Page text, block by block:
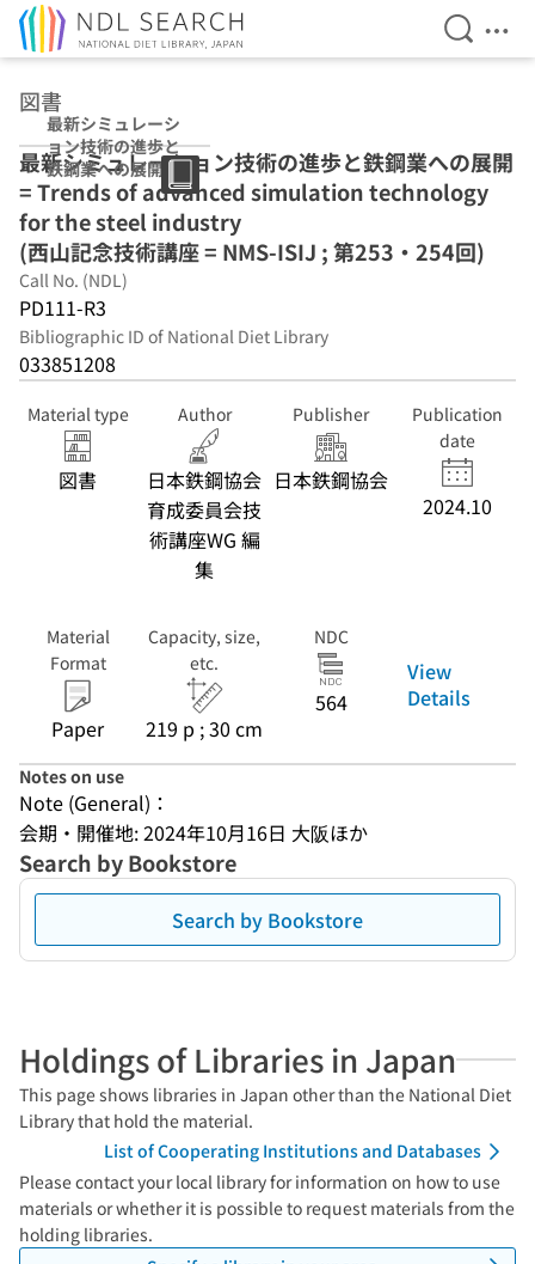
Open
図書
最新シミュレーシ
ョン技術の進歩と
鉄鋼業への展開
(西山記念技術講
座 = NMS-ISIJ ;
第253・254回)
最新シミュレーション技術の進歩と鉄鋼業への展開
= Trends of advanced simulation technology
for the steel industry
(西山記念技術講座 = NMS-ISIJ ; 第253・254回)
Call No. (NDL)
PD111-R3
Bibliographic ID of National Diet Library
033851208
Material type
図書
Author
日本鉄鋼協会
育成委員会技
術講座WG 編
集
Publisher
日本鉄鋼協会
Publication
date
2024.10
Material
Format
Paper
Capacity, size,
etc.
219 p ; 30 cm
NDC
564
View
Details
Notes on use
Note (General)：
会期・開催地: 2024年10月16日 大阪ほか
Search by Bookstore
Search by Bookstore
Holdings of Libraries in Japan
This page shows libraries in Japan other than the National Diet
Library that hold the material.
List of Cooperating Institutions and Databases
Please contact your local library for information on how to use
materials or whether it is possible to request materials from the
holding libraries.